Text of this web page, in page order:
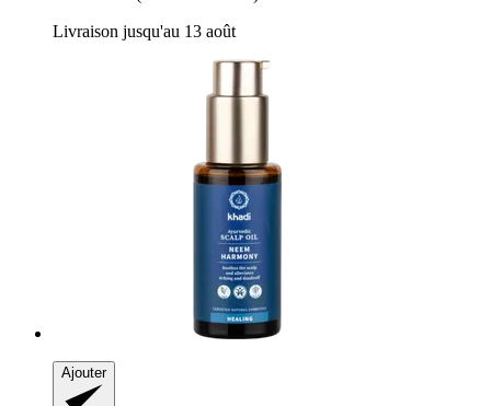
Livraison jusqu'au 13 août
Ajouter